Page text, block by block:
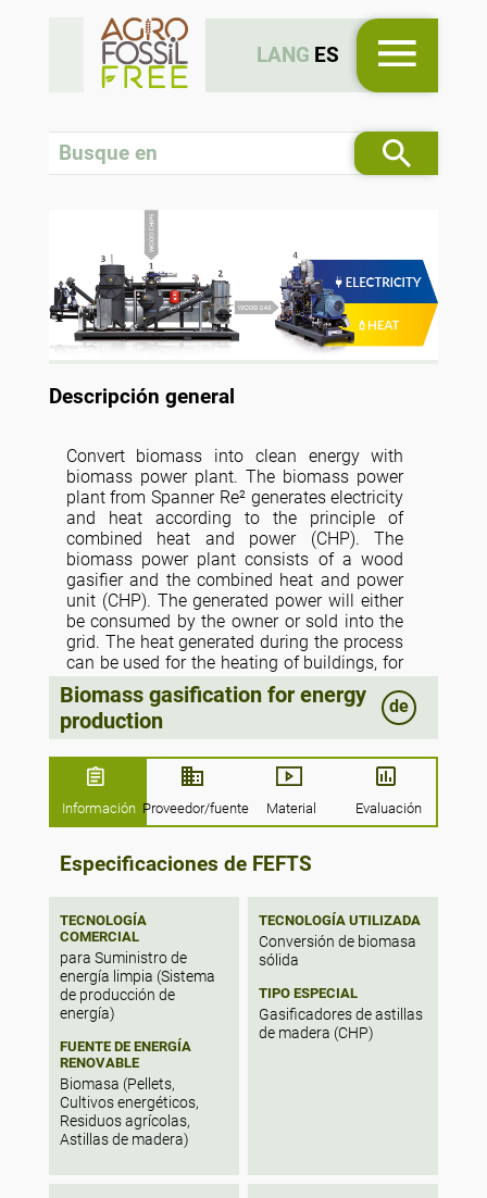
LANG ES
Descripción general
Convert biomass into clean energy with
biomass power plant. The biomass power
plant from Spanner Re² generates electricity
and heat according to the principle of
combined heat and power (CHP). The
biomass power plant consists of a wood
gasifier and the combined heat and power
unit (CHP). The generated power will either
be consumed by the owner or sold into the
grid. The heat generated during the process
can be used for the heating of buildings, for
drying grain and biomass or in district
heating systems. Re² biomass power plants
only use biomass for power generation and
convert locally-sourced biomass or organic
wastes into clean, efficient energy.
Biomass gasification for energy
production
de
Información Proveedor/fuente Material Evaluación
Especificaciones de FEFTS
TECNOLOGÍA
COMERCIAL
para Suministro de
energía limpia (Sistema
de producción de
energía)
FUENTE DE ENERGÍA
RENOVABLE
Biomasa (Pellets,
Cultivos energéticos,
Residuos agrícolas,
Astillas de madera)
TECNOLOGÍA UTILIZADA
Conversión de biomasa
sólida
TIPO ESPECIAL
Gasificadores de astillas
de madera (CHP)